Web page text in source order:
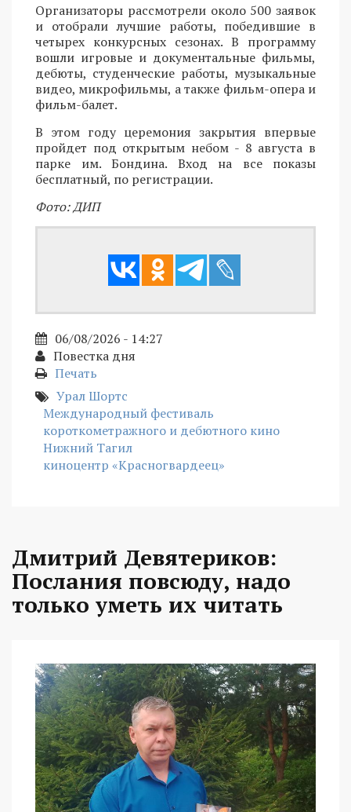
Организаторы рассмотрели около 500 заявок
и отобрали лучшие работы, победившие в
четырех конкурсных сезонах. В программу
вошли игровые и документальные фильмы,
дебюты, студенческие работы, музыкальные
видео, микрофильмы, а также фильм-опера и
фильм-балет.
В этом году церемония закрытия впервые
пройдет под открытым небом - 8 августа в
парке им. Бондина. Вход на все показы
бесплатный, по регистрации.
Фото: ДИП
06/08/2026 - 14:27
Повестка дня
Печать
Урал Шортс
Международный фестиваль
короткометражного и дебютного кино
Нижний Тагил
киноцентр «Красногвардеец»
Дмитрий Девятериков:
Послания повсюду, надо
только уметь их читать